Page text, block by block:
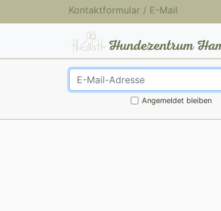
Kontaktformular / E-Mail
Angemeldet bleiben